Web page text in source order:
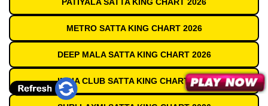
PATIYALA SATTA KING CHART 2026
METRO SATTA KING CHART 2026
DEEP MALA SATTA KING CHART 2026
INDIA CLUB SATTA KING CHART 2026